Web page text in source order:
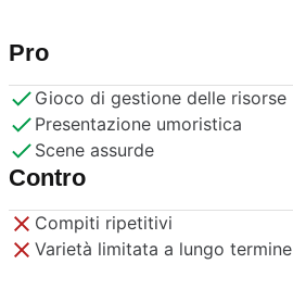
Pro
Gioco di gestione delle risorse
Presentazione umoristica
Scene assurde
Contro
Compiti ripetitivi
Varietà limitata a lungo termine